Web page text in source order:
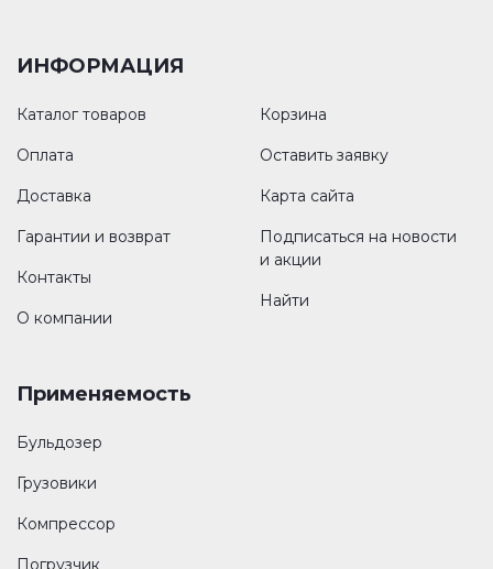
ИНФОРМАЦИЯ
Каталог товаров
Оплата
Доставка
Гарантии и возврат
Контакты
О компании
Корзина
Оставить заявку
Карта сайта
Подписаться на новости
и акции
Найти
Применяемость
Бульдозер
Грузовики
Компрессор
Погрузчик